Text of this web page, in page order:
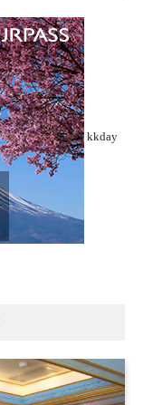
kkday